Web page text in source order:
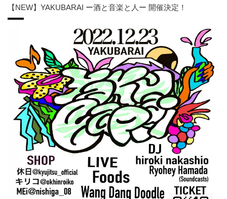
【NEW】YAKUBARAI ー酒と音楽と人ー 開催決定！